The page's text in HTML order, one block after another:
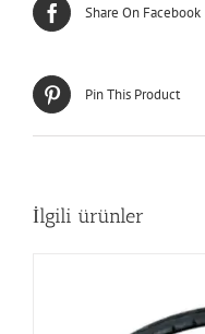
Share On Facebook
Pin This Product
İlgili ürünler